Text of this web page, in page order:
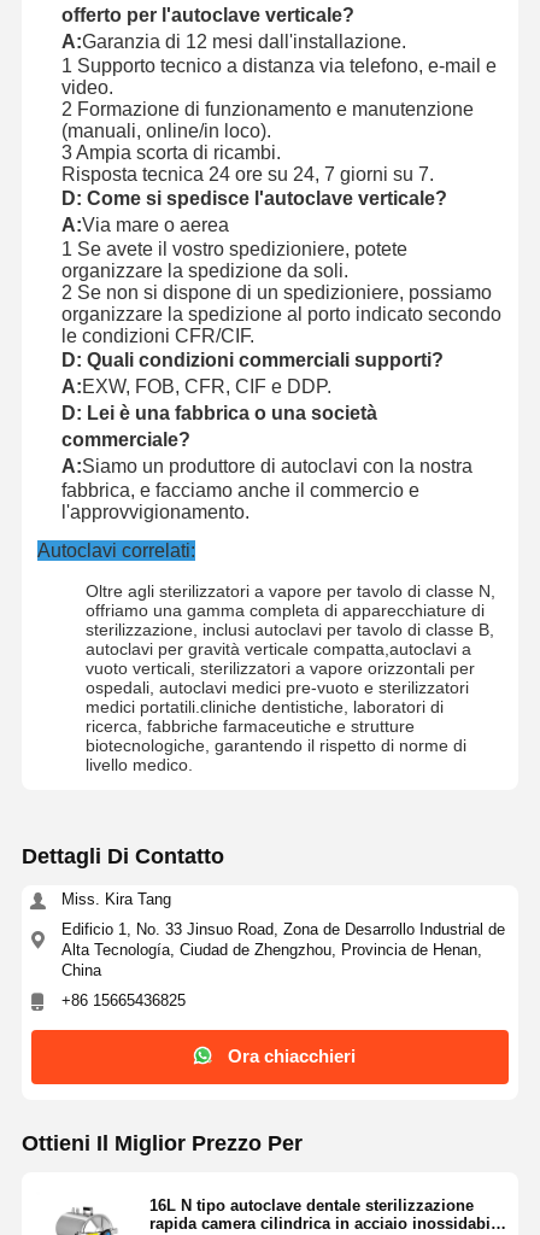
offerto per l'autoclave verticale?
A:Garanzia di 12 mesi dall'installazione.
1 Supporto tecnico a distanza via telefono, e-mail e
video.
2 Formazione di funzionamento e manutenzione
(manuali, online/in loco).
3 Ampia scorta di ricambi.
Risposta tecnica 24 ore su 24, 7 giorni su 7.
D: Come si spedisce l'autoclave verticale?
A:Via mare o aerea
1 Se avete il vostro spedizioniere, potete
organizzare la spedizione da soli.
2 Se non si dispone di un spedizioniere, possiamo
organizzare la spedizione al porto indicato secondo
le condizioni CFR/CIF.
D: Quali condizioni commerciali supporti?
A:EXW, FOB, CFR, CIF e DDP.
D: Lei è una fabbrica o una società
commerciale?
A:Siamo un produttore di autoclavi con la nostra
fabbrica, e facciamo anche il commercio e
l'approvvigionamento.
Autoclavi correlati:
Oltre agli sterilizzatori a vapore per tavolo di classe N,
offriamo una gamma completa di apparecchiature di
sterilizzazione, inclusi autoclavi per tavolo di classe B,
autoclavi per gravità verticale compatta,autoclavi a
vuoto verticali, sterilizzatori a vapore orizzontali per
ospedali, autoclavi medici pre-vuoto e sterilizzatori
medici portatili.cliniche dentistiche, laboratori di
ricerca, fabbriche farmaceutiche e strutture
biotecnologiche, garantendo il rispetto di norme di
livello medico.
Dettagli Di Contatto
Miss. Kira Tang
Edificio 1, No. 33 Jinsuo Road, Zona de Desarrollo Industrial de
Alta Tecnología, Ciudad de Zhengzhou, Provincia de Henan,
China
+86 15665436825
Ora chiacchieri
Ottieni Il Miglior Prezzo Per
16L N tipo autoclave dentale sterilizzazione
rapida camera cilindrica in acciaio inossidabile